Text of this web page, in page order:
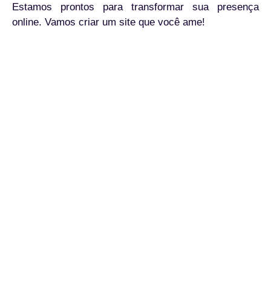
Estamos prontos para transformar sua presença
online. Vamos criar um site que você ame!